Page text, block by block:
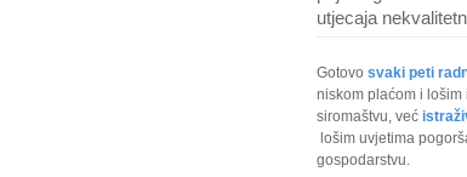
utjecaja
Gotovo svaki peti
niskom plaćom i
siromaštvu, već
lošim uvjetima
gospodarstvu.